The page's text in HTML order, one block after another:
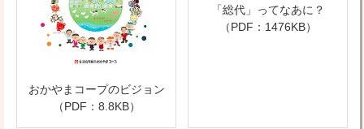
おかやまコープのビジョン
（PDF：8.8KB）
「総代」ってなあに？
（PDF：1476KB）